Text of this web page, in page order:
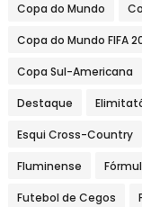
Copa do Mundo
Copa do Mundo FIFA
Copa Sul-Americana
Destaque
Esqui Cross-Country
Fluminense
Futebol de Cegos